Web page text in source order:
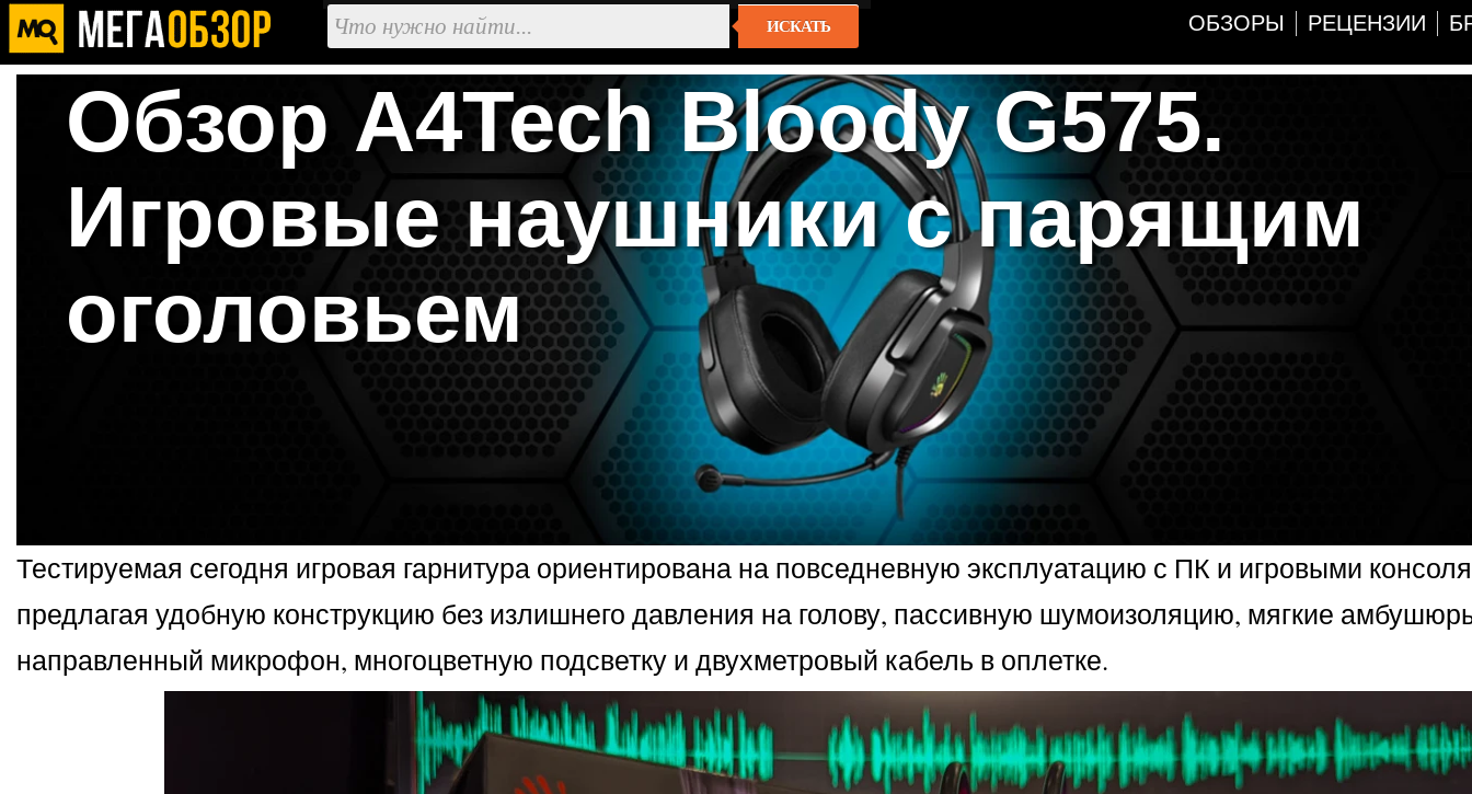
ИСКАТЬ ОБЗОРЫ РЕЦЕНЗИИ
Обзор A4Tech Bloody G575.
Игровые наушники с парящим
оголовьем
Тестируемая сегодня игровая гарнитура ориентирована на повседневную эксплуатацию с ПК и игровыми
предлагая удобную конструкцию без излишнего давления на голову, пассивную шумоизоляцию, мягкие
направленный микрофон, многоцветную подсветку и двухметровый кабель в оплетке.